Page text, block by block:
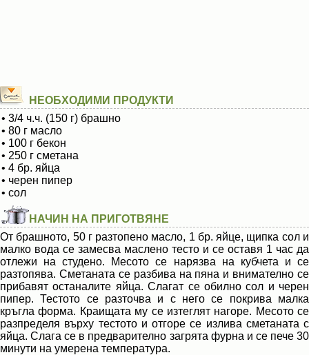
НЕОБХОДИМИ ПРОДУКТИ
• 3/4 ч.ч. (150 г) брашно
• 80 г масло
• 100 г бекон
• 250 г сметана
• 4 бр. яйца
• черен пипер
• сол
НАЧИН НА ПРИГОТВЯНЕ
От брашното, 50 г разтопено масло, 1 бр. яйце, щипка сол и
малко вода се замесва маслено тесто и се оставя 1 час да
отлежи на студено. Месото се нарязва на кубчета и се
разтопява. Сметаната се разбива на пяна и внимателно се
прибавят останалите яйца. Слагат се обилно сол и черен
пипер. Тестото се разточва и с него се покрива малка
кръгла форма. Краищата му се изтеглят нагоре. Месото се
разпределя върху тестото и отгоре се излива сметаната с
яйца. Слага се в предварително загрята фурна и се пече 30
минути на умерена температура.